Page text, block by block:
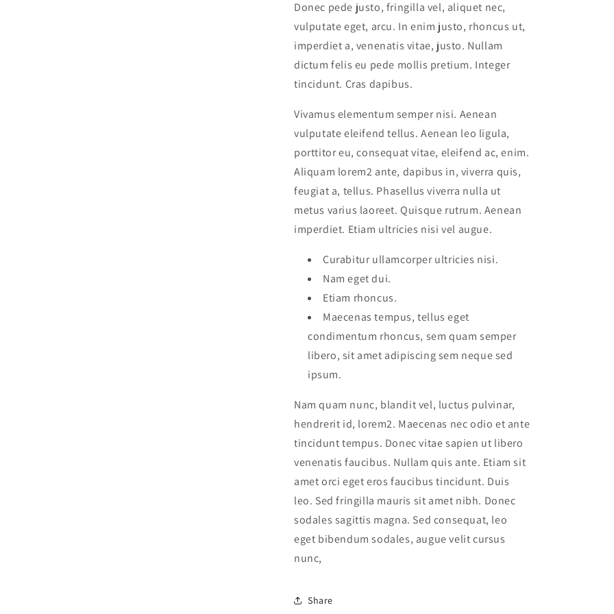
Donec pede justo, fringilla vel, aliquet nec,
vulputate eget, arcu. In enim justo, rhoncus ut,
imperdiet a, venenatis vitae, justo. Nullam
dictum felis eu pede mollis pretium. Integer
tincidunt. Cras dapibus.
Vivamus elementum semper nisi. Aenean
vulputate eleifend tellus. Aenean leo ligula,
porttitor eu, consequat vitae, eleifend ac, enim.
Aliquam lorem2 ante, dapibus in, viverra quis,
feugiat a, tellus. Phasellus viverra nulla ut
metus varius laoreet. Quisque rutrum. Aenean
imperdiet. Etiam ultricies nisi vel augue.
Curabitur ullamcorper ultricies nisi.
Nam eget dui.
Etiam rhoncus.
Maecenas tempus, tellus eget
condimentum rhoncus, sem quam semper
libero, sit amet adipiscing sem neque sed
ipsum.
Nam quam nunc, blandit vel, luctus pulvinar,
hendrerit id, lorem2. Maecenas nec odio et ante
tincidunt tempus. Donec vitae sapien ut libero
venenatis faucibus. Nullam quis ante. Etiam sit
amet orci eget eros faucibus tincidunt. Duis
leo. Sed fringilla mauris sit amet nibh. Donec
sodales sagittis magna. Sed consequat, leo
eget bibendum sodales, augue velit cursus
nunc,
Share